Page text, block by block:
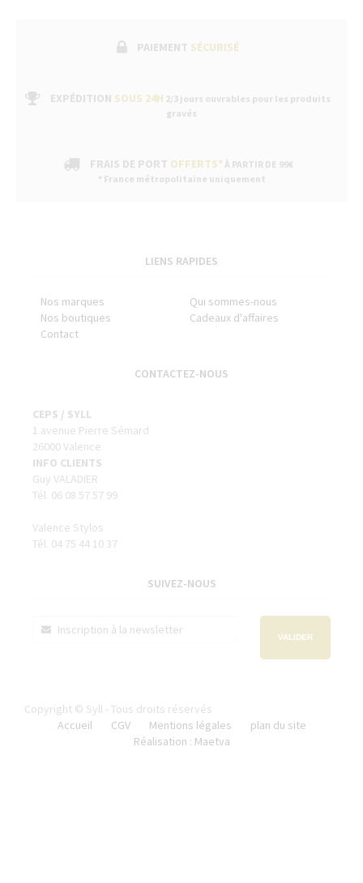
PAIEMENT SÉCURISÉ
EXPÉDITION SOUS 24H 2/3 jours ouvrables pour les produits
gravés
FRAIS DE PORT OFFERTS* À PARTIR DE 99€
* France métropolitaine uniquement
LIENS RAPIDES
Nos marques
Qui sommes-nous
Nos boutiques
Cadeaux d'affaires
Contact
CONTACTEZ-NOUS
CEPS / SYLL
1 avenue Pierre Sémard
26000 Valence
INFO CLIENTS
Guy VALADIER
Tél. 06 08 57 57 99
Valence Stylos
Tél. 04 75 44 10 37
SUIVEZ-NOUS
VALIDER
Copyright © Syll - Tous droits réservés
Accueil
CGV Mentions légales
plan du site
Réalisation : Maetva